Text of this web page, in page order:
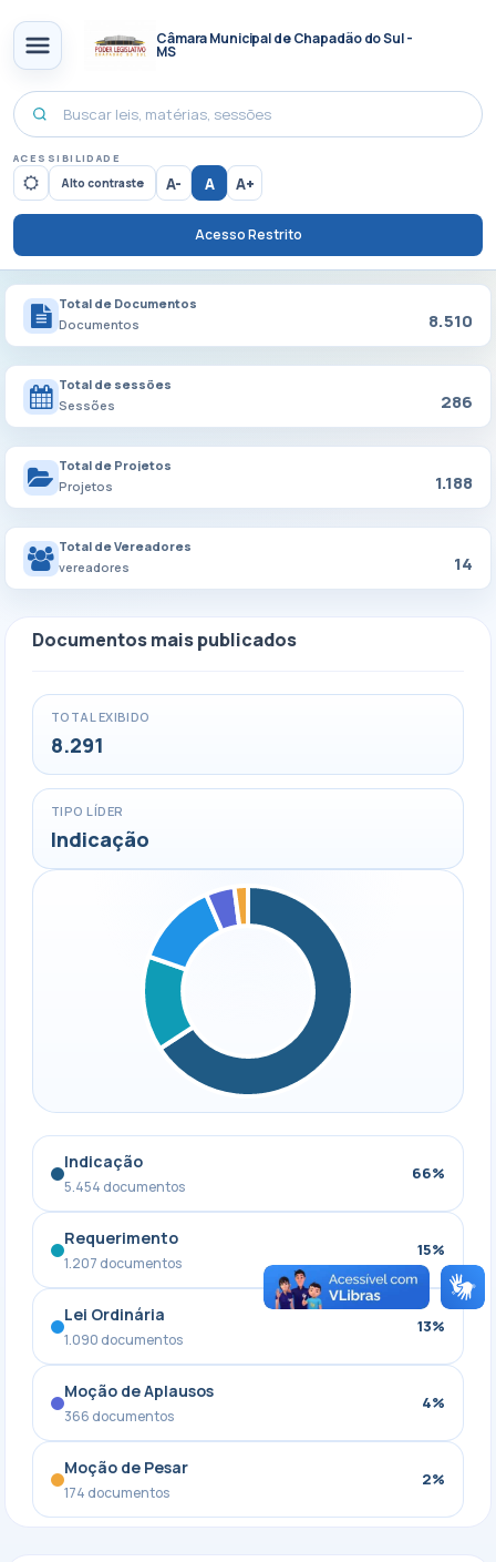
Câmara Municipal de Chapadão do Sul -
MS
ACESSIBILIDADE
Alto contraste A- A A+
Acesso Restrito
Total de Documentos
Documentos
8.510
Total de sessões
Sessões
286
Total de Projetos
Projetos
1.188
Total de Vereadores
vereadores
14
Documentos mais publicados
TOTAL EXIBIDO
8.291
TIPO LÍDER
Indicação
Indicação
5.454 documentos
66%
Requerimento
1.207 documentos
15%
Lei Ordinária
1.090 documentos
13%
Moção de Aplausos
366 documentos
4%
Moção de Pesar
174 documentos
2%